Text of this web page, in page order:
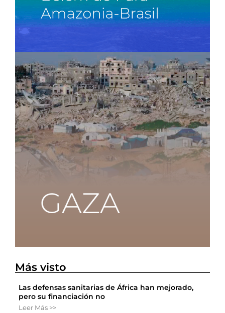
Más visto
Las defensas sanitarias de África han mejorado,
pero su financiación no
Leer Más >>